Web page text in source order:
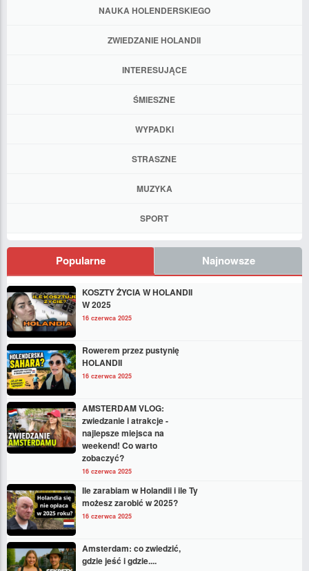
NAUKA HOLENDERSKIEGO
ZWIEDZANIE HOLANDII
INTERESUJĄCE
ŚMIESZNE
WYPADKI
STRASZNE
MUZYKA
SPORT
Popularne Najnowsze
KOSZTY ŻYCIA W HOLANDII
W 2025
16 czerwca 2025
Rowerem przez pustynię
HOLANDII
16 czerwca 2025
AMSTERDAM VLOG:
zwiedzanie i atrakcje -
najlepsze miejsca na
weekend! Co warto
zobaczyć?
16 czerwca 2025
Ile zarabiam w Holandii i ile Ty
możesz zarobić w 2025?
16 czerwca 2025
Amsterdam: co zwiedzić,
gdzie jeść i gdzie....